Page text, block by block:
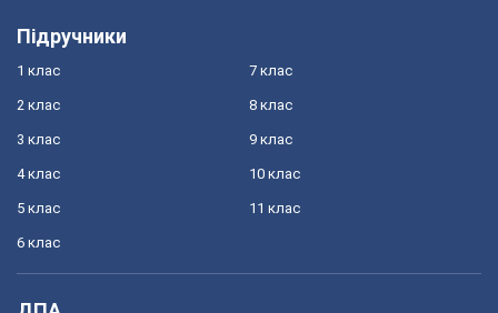
Підручники
1 клас
2 клас
3 клас
4 клас
5 клас
6 клас
7 клас
8 клас
9 клас
10 клас
11 клас